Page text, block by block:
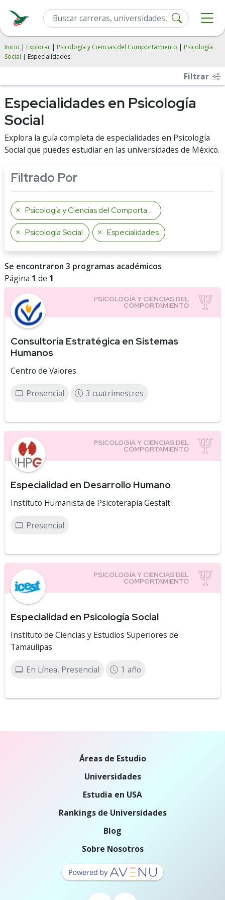
Inicio | Explorar | Psicología y Ciencias del Comportamiento | Psicología
Social | Especialidades
Filtrar
Especialidades en Psicología
Social
Explora la guía completa de especialidades en Psicología
Social que puedes estudiar en las universidades de México.
Filtrado Por
Psicología y Ciencias del Comportamiento
Psicología Social Especialidades
Se encontraron 3 programas académicos
Página 1 de 1
Consultoría Estratégica en Sistemas
Humanos
Centro de Valores
Presencial 3 cuatrimestres
Especialidad en Desarrollo Humano
Instituto Humanista de Psicoterapia Gestalt
Presencial
Especialidad en Psicología Social
Instituto de Ciencias y Estudios Superiores de
Tamaulipas
En Línea, Presencial 1 año
Áreas de Estudio
Universidades
Estudia en USA
Rankings de Universidades
Blog
Sobre Nosotros